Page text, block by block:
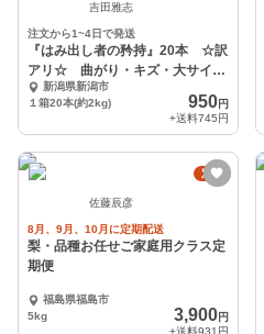
吉田雅志
注文から1~4日で発送
『はみ出し者の矜持』20本 ☆訳
アリ☆ 曲がり・キズ・大サイズ
きゅうり
新潟県新潟市
１箱20本(約2kg)
950円
+送料745円
定期
佐藤辰彦
8月、9月、10月に定期配送
梨・品種お任せご家庭用クラス定
期便
福島県福島市
5kg
3,900円
+送料931円